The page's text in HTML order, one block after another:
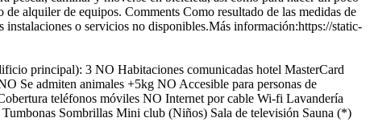
de alquiler de equipos. Comments Como resultado de las medidas de
instalaciones o servicios no disponibles.Más información:https://static-
principal): 3 NO Habitaciones comunicadas hotel MasterCard
Se admiten animales +5kg NO Accesible para personas de
teléfonos móviles NO Internet por cable Wi-fi Lavandería
Tumbonas Sombrillas Mini club (Niños) Sala de televisión Sauna (*)